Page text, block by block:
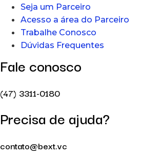
Seja um Parceiro
Acesso a área do Parceiro
Trabalhe Conosco
Dúvidas Frequentes
Fale conosco
(47) 3311-0180
Precisa de ajuda?
contato@bext.vc